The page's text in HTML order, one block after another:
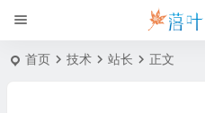
首页 技术 站长 正文